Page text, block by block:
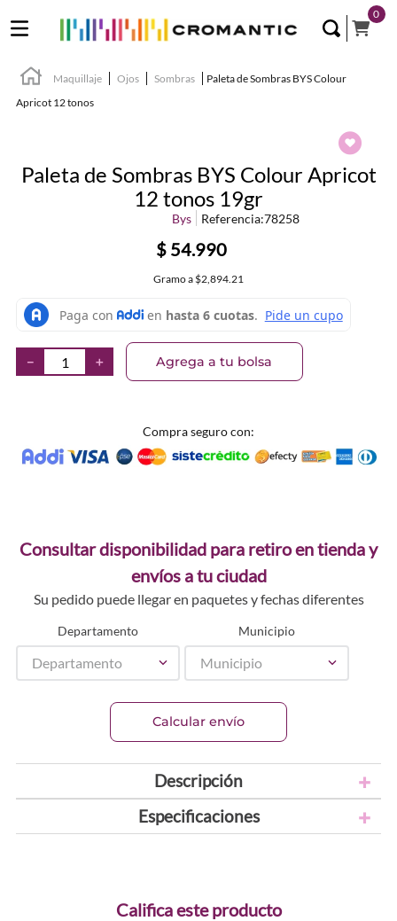
0
Maquillaje Ojos Sombras
Paleta de Sombras BYS Colour
Apricot 12 tonos
Paleta de Sombras BYS Colour Apricot
12 tonos 19gr
Bys Referencia:78258
$ 54.990
Gramoa $2,894.21
＋
－ Agrega a tu bolsa
Compra seguro con:
Consultar disponibilidad para retiro en tienda y
envíos a tu ciudad
Su pedido puede llegar en paquetes y fechas diferentes
Departamento
Departamento
Municipio
Municipio
Calcular envío
Descripción
Especificaciones
Califica este producto